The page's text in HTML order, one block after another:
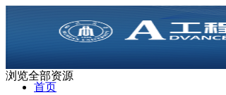
浏览全部资源
首页